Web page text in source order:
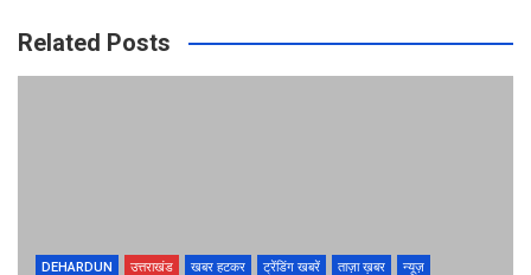
Related Posts
DEHARDUN उत्तराखंड खबर हटकर ट्रेंडिंग खबरें ताज़ा ख़बर
न्यूज़